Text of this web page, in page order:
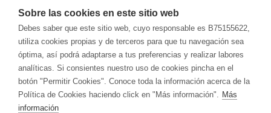
EMAIL
info@lindavita.com
HORARIO
Lun - Jue / 9:00 - 18:30
Vie / 9:00 - 17:30
Sobre las cookies en este sitio web
Debes saber que este sitio web, cuyo responsable es B75155622,
utiliza cookies propias y de terceros para que tu navegación sea
óptima, así podrá adaptarse a tus preferencias y realizar labores
analíticas. Si consientes nuestro uso de cookies pincha en el
botón "Permitir Cookies". Conoce toda la información acerca de la
Política de Cookies haciendo click en "Más información". Más
información